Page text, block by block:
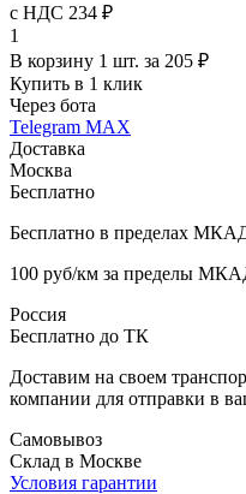
с НДС 234 ₽
1
В корзину 1 шт. за 205 ₽
Купить в 1 клик
Через бота
Telegram MAX
Доставка
Москва
Бесплатно
Бесплатно в пределах
100 руб/км за пределы
Россия
Бесплатно до ТК
Доставим на своем
компании для отправки в
Самовывоз
Склад в Москве
Условия гарантии